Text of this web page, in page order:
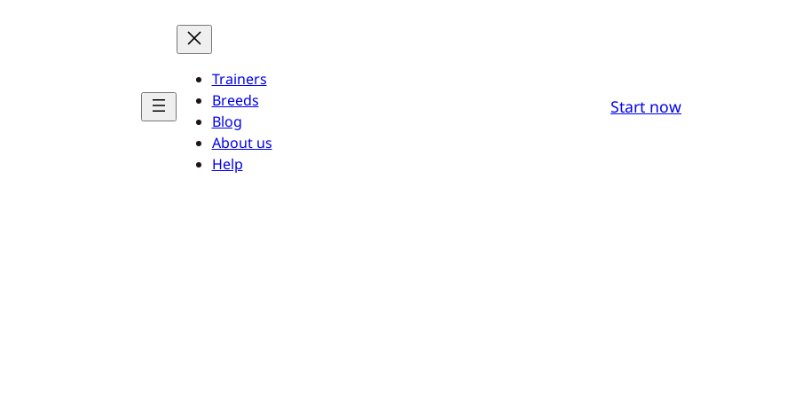
Trainers
Breeds
Blog
About us
Help
Start now